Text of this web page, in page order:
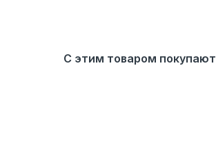
С этим товаром покупают